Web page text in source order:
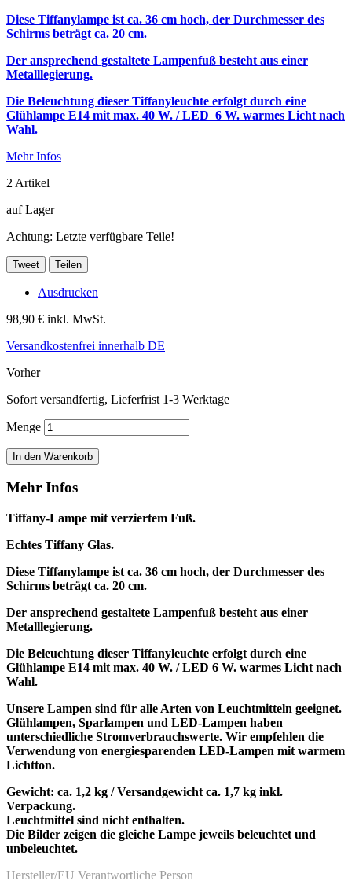
Diese Tiffanylampe ist ca. 36 cm hoch, der Durchmesser des
Schirms beträgt ca. 20 cm.
Der ansprechend gestaltete Lampenfuß besteht aus einer
Metalllegierung.
Die Beleuchtung dieser Tiffanyleuchte erfolgt durch eine
Glühlampe E14 mit max. 40 W. / LED 6 W. warmes Licht nach
Wahl.
Mehr Infos
2 Artikel
auf Lager
Achtung: Letzte verfügbare Teile!
Tweet Teilen
Ausdrucken
98,90 € inkl. MwSt.
Versandkostenfrei innerhalb DE
Vorher
Sofort versandfertig, Lieferfrist 1-3 Werktage
Menge
In den Warenkorb
Mehr Infos
Tiffany-Lampe mit verziertem Fuß.
Echtes Tiffany Glas.
Diese Tiffanylampe ist ca. 36 cm hoch, der Durchmesser des
Schirms beträgt ca. 20 cm.
Der ansprechend gestaltete Lampenfuß besteht aus einer
Metalllegierung.
Die Beleuchtung dieser Tiffanyleuchte erfolgt durch eine
Glühlampe E14 mit max. 40 W. / LED 6 W. warmes Licht nach
Wahl.
Unsere Lampen sind für alle Arten von Leuchtmitteln geeignet.
Glühlampen, Sparlampen und LED-Lampen haben
unterschiedliche Stromverbrauchswerte. Wir empfehlen die
Verwendung von energiesparenden LED-Lampen mit warmem
Lichtton.
Gewicht: ca. 1,2 kg / Versandgewicht ca. 1,7 kg inkl.
Verpackung.
Leuchtmittel sind nicht enthalten.
Die Bilder zeigen die gleiche Lampe jeweils beleuchtet und
unbeleuchtet.
Hersteller/EU Verantwortliche Person